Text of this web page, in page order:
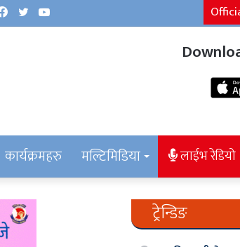
Facebook
TwitterYouTube
कार्यक्रमहरु मल्टिमिडिया लाईभ रेडियो
ट्रेन्डिङ